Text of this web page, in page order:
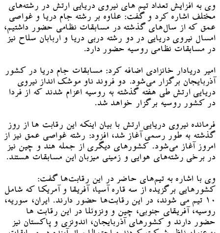
وی به افزایش تعداد تیم های نیروی دریایی ارتش در رشته‌های
مختلف اشاره کرد و گفت: علاوه بر رشته جام دریا و غواصی
عمق که از سال‌های گذشته در مسابقات نظامی حضور داشتیم،
امسال ‌نیروی دریایی در دو رشته دربی دریا و اربابان سلاح ‌نیز
در مسابقات نظامی روسیه حضور دارد.
امیر دریادار خانزادی اضافه کرد: مسابقات جام دریا در کشور
آذربایجان برگزار می‌شود. دو فروند ناو موشک انداز نیروی
دریایی ارتش طی هفته گذشته به روسیه اعزام شدند که از فردا
در کشور روسیه برگزار خواهد شد.
فرمانده نیروی دریایی ارتش با بیان اینکه این رقابت ها از روز
گذشته به طور رسمی آغاز شد، افزود:‌ رشته غواصی عمق نیز از
امروز آغاز می‌شود.‌ کشورهای دیگری از جمله هند و چین نیز
در برخی رشته‌های هوایی و زمینی میزبان این مسابقات هستند.
وی با اشاره به تیم‌های حاضر در این رقابت‌ها گفت:
کشورهایی برگزیده از سه قاره آسیا، آفریقا و آمریکا که شامل
۱۰ تیم می شوند، در این رقابت‌ها حضور دارند. ایران، سوریه،
روسیه، آفریقای جنوبی، چین و ونزوئلا در این رقابت ها
حضور دارند و کشورهای آذربایجان، اندونزی و پاکستان نیز